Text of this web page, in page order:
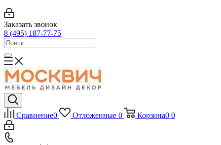
Заказать звонок
8 (495) 187-77-75
Сравнение0 Отложенные 0 Корзина0 0